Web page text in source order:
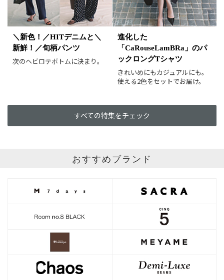
ゴールド
シルバー マルチ
＼新色！／HITデニムと＼
新鮮！／旬柄パンツ
次のヘビロテボトムに決まり。
進化した
「CaRouseLamBRa」のパ
ックロングTシャツ
きれいめにもカジュアルにも。
使える2色をセットでお届け。
すべての特集をチェック
おすすめブランド